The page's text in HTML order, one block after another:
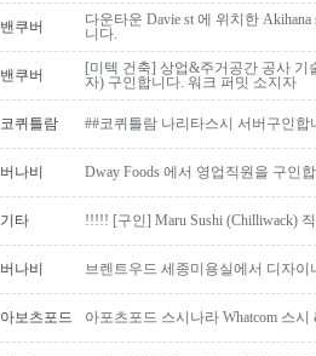
밴쿠버
다운타운 Davie st 에 위치한
니다.
밴쿠버
[미텍 건축] 상업&주거공간 공사
자) 구인합니다. 워크 퍼밋 소지자
코퀴틀람 ##코퀴틀람 나리타스시 서버구인합
버나비 Dway Foods 에서 영업직원을 구인
기타 !!!!! [구인] Maru Sushi (Chilliwack)
버나비 브렌트우드 세종미용실에서 디자이
아보츠포드 아포츠포드 스시나라 Whatcom 스